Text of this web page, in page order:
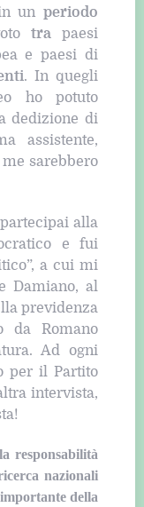
unperiodo
trapaesi
e paesi di
. In quegli
ho potuto
dedizione di
assistente,
sarebbero
alla
e fui
a cui mi
Damiano, al
previdenza
da Romano
Ad ogni
per il Partito
intervista,
responsabilità
nazionali
della